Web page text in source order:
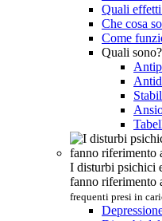
Quali
Che cosa
Come
Quali sono?
I disturbi psichici
fanno riferimento
frequenti presi in